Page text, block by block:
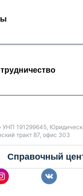
191299645,
тракт 87, офис 303
Справочный